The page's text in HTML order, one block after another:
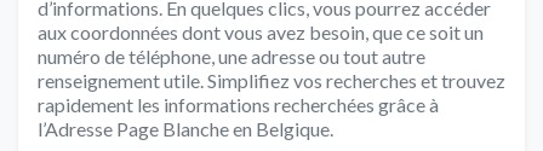
d’informations. En quelques clics, vous pourrez accéder
aux coordonnées dont vous avez besoin, que ce soit un
numéro de téléphone, une adresse ou tout autre
renseignement utile. Simplifiez vos recherches et trouvez
rapidement les informations recherchées grâce à
l’Adresse Page Blanche en Belgique.